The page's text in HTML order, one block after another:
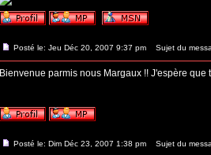
Posté le: Jeu Déc 20, 2007 9:37 pm Sujet du
Bienvenue parmis nous Margaux !! J'espère
Posté le: Dim Déc 23, 2007 1:38 pm Sujet du